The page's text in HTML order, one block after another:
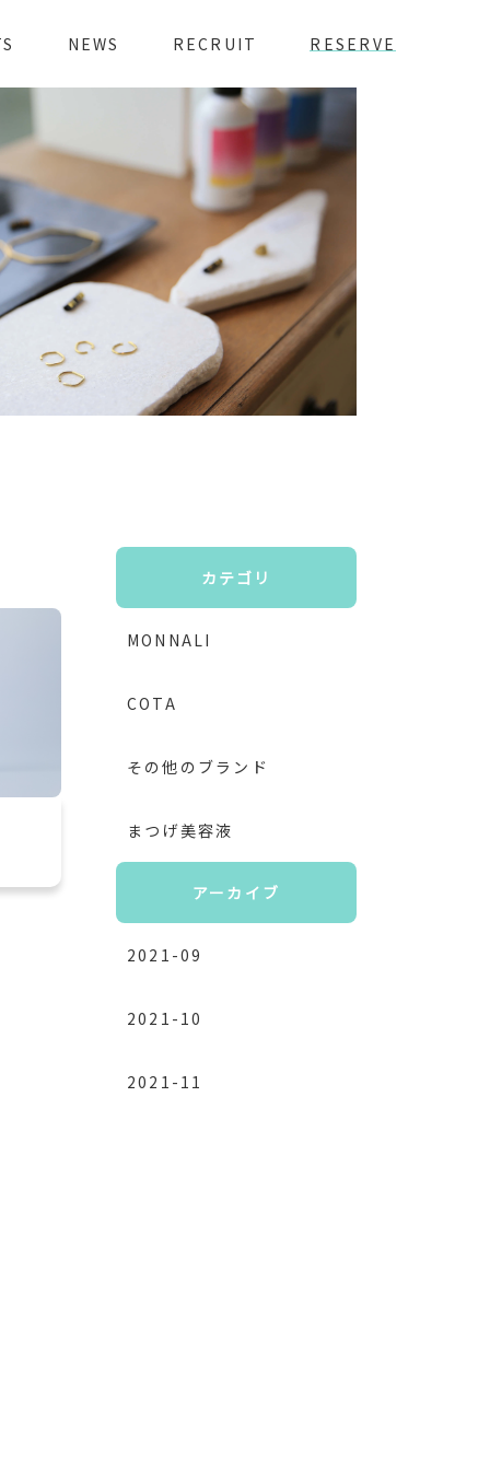
NEWS RECRUIT RESERVE
カテゴリ
MONNALI
COTA
その他のブランド
まつげ美容液
アーカイブ
2021-09
2021-10
2021-11